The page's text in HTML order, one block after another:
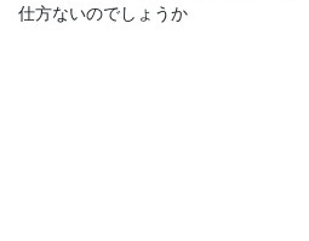
仕方ないのでしょうか